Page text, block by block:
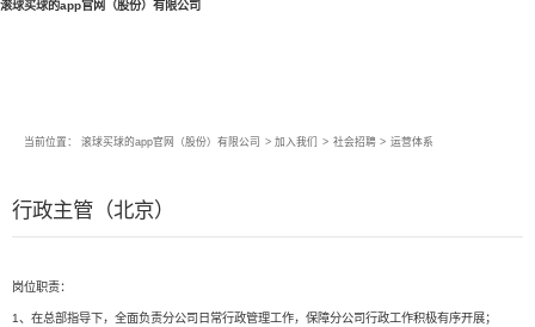
滚球买球的app官网（股份）有限公司
当前位置： 滚球买球的app官网（股份）有限公司 > 加入我们 > 社会招聘 > 运营体系
行政主管（北京）
岗位职责：
1、在总部指导下，全面负责分公司日常行政管理工作，保障分公司行政工作积极有序开展；